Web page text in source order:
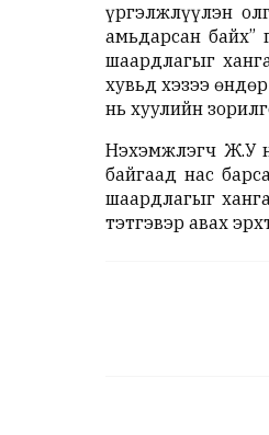
үргэлжлүүлэн
амьдарсан байх”
шаардлагыг
хувьд хэзээ
нь хуулийн
Нэхэмжлэгч Ж.У
байгаад нас
шаардлагыг
тэтгэвэр авах